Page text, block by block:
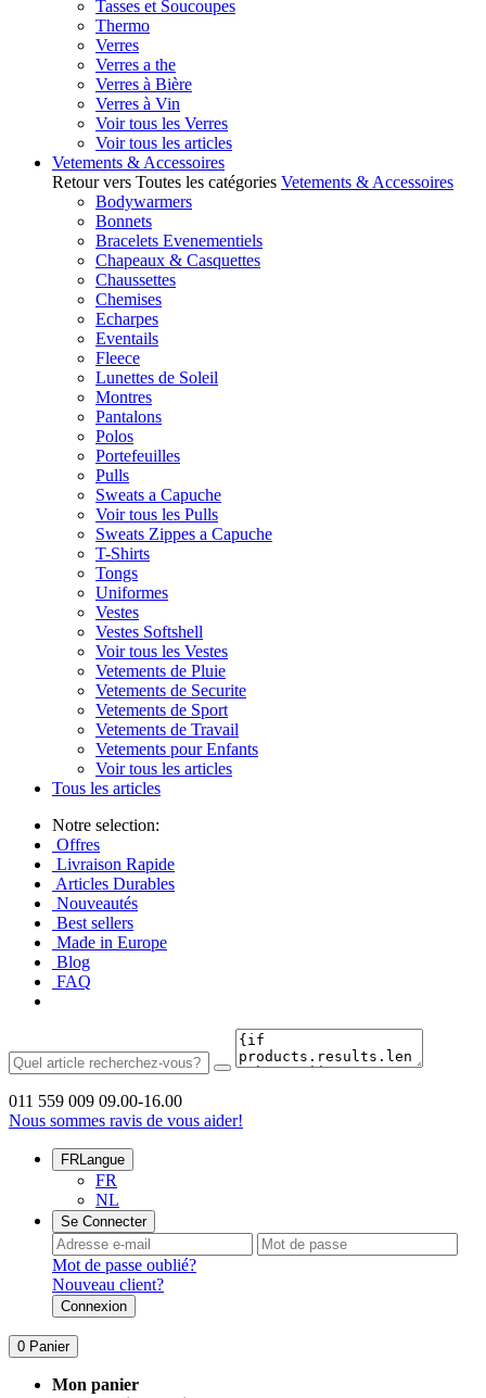
Tasses et Soucoupes
Thermo
Verres
Verres a the
Verres à Bière
Verres à Vin
Voir tous les Verres
Voir tous les articles
Vetements & Accessoires
Retour vers Toutes les catégories Vetements & Accessoires
Bodywarmers
Bonnets
Bracelets Evenementiels
Chapeaux & Casquettes
Chaussettes
Chemises
Echarpes
Eventails
Fleece
Lunettes de Soleil
Montres
Pantalons
Polos
Portefeuilles
Pulls
Sweats a Capuche
Voir tous les Pulls
Sweats Zippes a Capuche
T-Shirts
Tongs
Uniformes
Vestes
Vestes Softshell
Voir tous les Vestes
Vetements de Pluie
Vetements de Securite
Vetements de Sport
Vetements de Travail
Vetements pour Enfants
Voir tous les articles
Tous les articles
Notre selection:
Offres
Livraison Rapide
Articles Durables
Nouveautés
Best sellers
Made in Europe
Blog
FAQ
011 559 009 09.00-16.00
Nous sommes ravis de vous aider!
FRLangue
FR
NL
Se Connecter
Mot de passe oublié?
Nouveau client?
Connexion
0 Panier
Mon panier